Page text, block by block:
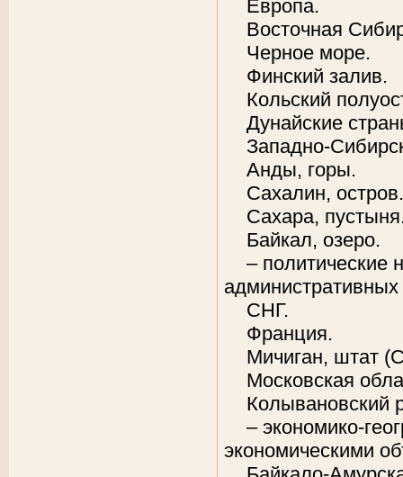
Европа.
Восточная
Черное море.
Финский залив.
Кольский
Дунайские
Западно-
Анды, горы.
Сахалин,
Сахара,
Байкал, озеро.
– политические
СНГ.
Франция.
Мичиган, штат
Московская
Колывановский
– экономико-
экономическими